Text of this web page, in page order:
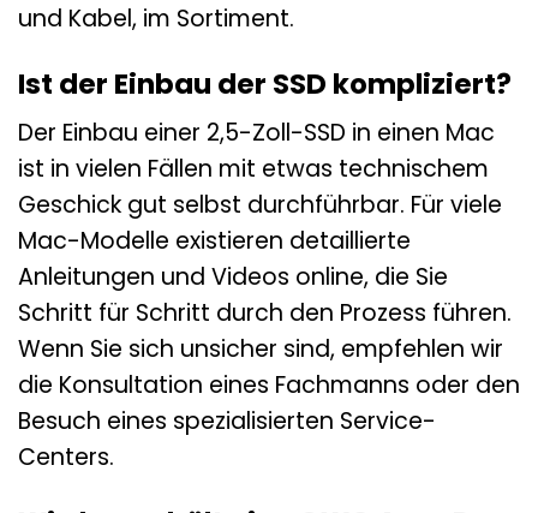
und Kabel, im Sortiment.
Ist der Einbau der SSD kompliziert?
Der Einbau einer 2,5-Zoll-SSD in einen Mac
ist in vielen Fällen mit etwas technischem
Geschick gut selbst durchführbar. Für viele
Mac-Modelle existieren detaillierte
Anleitungen und Videos online, die Sie
Schritt für Schritt durch den Prozess führen.
Wenn Sie sich unsicher sind, empfehlen wir
die Konsultation eines Fachmanns oder den
Besuch eines spezialisierten Service-
Centers.